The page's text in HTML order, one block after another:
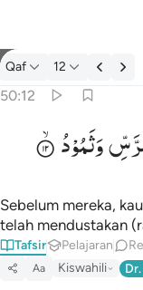
tafsir: Qaf 50:12
Qaf 12
50:12
الرس وثمود ١٢
ٱلرَّسِّ وَثَمُودُ ١٢
وَثَمُوْدُ
Sebelum mereka,
telah mendustakan
Tafsir Pelajaran
Aa Kiswahili